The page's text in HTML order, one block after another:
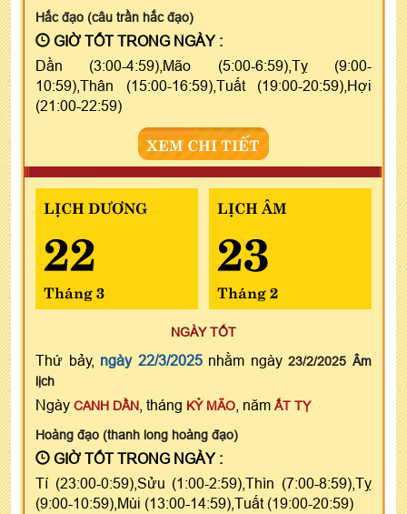
Hắc đạo (câu trần hắc đạo)
GIỜ TỐT TRONG NGÀY :
Dần (3:00-4:59),Mão (5:00-6:59),Tỵ (9:00-
10:59),Thân (15:00-16:59),Tuất (19:00-20:59),Hợi
(21:00-22:59)
XEM CHI TIẾT
LỊCH DƯƠNG
22
Tháng 3
LỊCH ÂM
23
Tháng 2
NGÀY TỐT
Thứ bảy, ngày 22/3/2025nhằm ngày23/2/2025 Âm
lịch
Ngày CANH DẦN , tháng KỶ MÃO , năm ẤT TỴ
Hoàng đạo (thanh long hoàng đạo)
GIỜ TỐT TRONG NGÀY :
Tí (23:00-0:59),Sửu (1:00-2:59),Thìn (7:00-8:59),Tỵ
(9:00-10:59),Mùi (13:00-14:59),Tuất (19:00-20:59)